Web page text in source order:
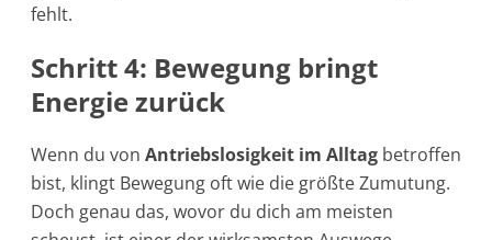
fehlt.
Schritt 4: Bewegung bringt
Energie zurück
Wenn du von Antriebslosigkeit im Alltag betroffen
bist, klingt Bewegung oft wie die größte Zumutung.
Doch genau das, wovor du dich am meisten